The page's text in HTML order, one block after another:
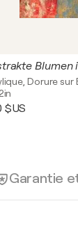
Blumen
Dorure sur
$US
Garantie